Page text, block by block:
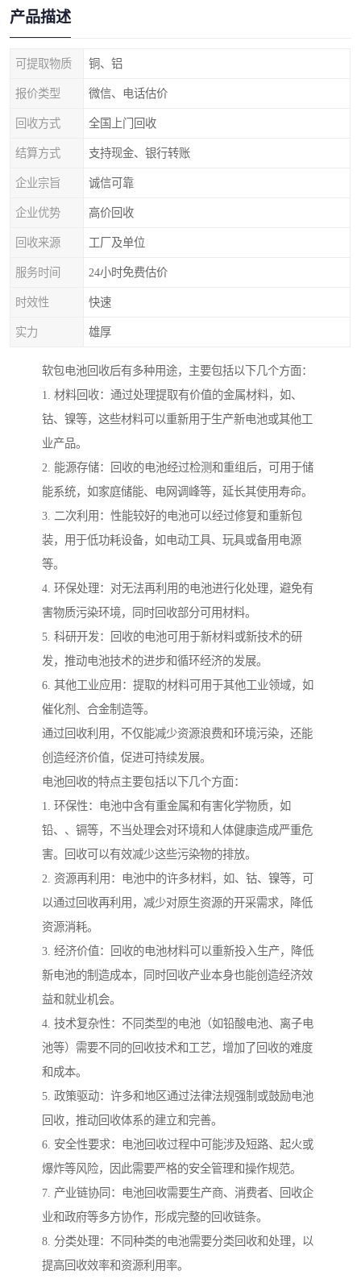
产品描述
可提取物质 铜、铝
报价类型 微信、电话估价
回收方式 全国上门回收
结算方式 支持现金、银行转账
企业宗旨 诚信可靠
企业优势 高价回收
回收来源 工厂及单位
服务时间 24小时免费估价
时效性 快速
实力 雄厚
软包电池回收后有多种用途，主要包括以下几个方面：
1. 材料回收：通过处理提取有价值的金属材料，如、
钴、镍等，这些材料可以重新用于生产新电池或其他工
业产品。
2. 能源存储：回收的电池经过检测和重组后，可用于储
能系统，如家庭储能、电网调峰等，延长其使用寿命。
3. 二次利用：性能较好的电池可以经过修复和重新包
装，用于低功耗设备，如电动工具、玩具或备用电源
等。
4. 环保处理：对无法再利用的电池进行化处理，避免有
害物质污染环境，同时回收部分可用材料。
5. 科研开发：回收的电池可用于新材料或新技术的研
发，推动电池技术的进步和循环经济的发展。
6. 其他工业应用：提取的材料可用于其他工业领域，如
催化剂、合金制造等。
通过回收利用，不仅能减少资源浪费和环境污染，还能
创造经济价值，促进可持续发展。
电池回收的特点主要包括以下几个方面：
1. 环保性：电池中含有重金属和有害化学物质，如
铅、、镉等，不当处理会对环境和人体健康造成严重危
害。回收可以有效减少这些污染物的排放。
2. 资源再利用：电池中的许多材料，如、钴、镍等，可
以通过回收再利用，减少对原生资源的开采需求，降低
资源消耗。
3. 经济价值：回收的电池材料可以重新投入生产，降低
新电池的制造成本，同时回收产业本身也能创造经济效
益和就业机会。
4. 技术复杂性：不同类型的电池（如铅酸电池、离子电
池等）需要不同的回收技术和工艺，增加了回收的难度
和成本。
5. 政策驱动：许多和地区通过法律法规强制或鼓励电池
回收，推动回收体系的建立和完善。
6. 安全性要求：电池回收过程中可能涉及短路、起火或
爆炸等风险，因此需要严格的安全管理和操作规范。
7. 产业链协同：电池回收需要生产商、消费者、回收企
业和政府等多方协作，形成完整的回收链条。
8. 分类处理：不同种类的电池需要分类回收和处理，以
提高回收效率和资源利用率。